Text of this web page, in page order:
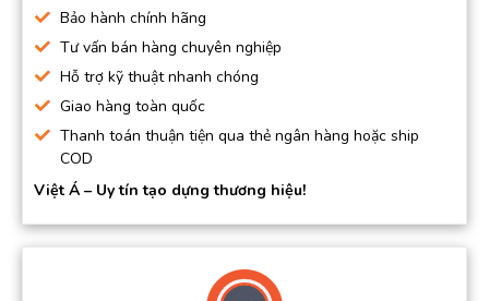
Bảo hành chính hãng
Tư vấn bán hàng chuyên nghiệp
Hỗ trợ kỹ thuật nhanh chóng
Giao hàng toàn quốc
Thanh toán thuận tiện qua thẻ ngân hàng hoặc ship
COD
Việt Á – Uy tín tạo dựng thương hiệu!